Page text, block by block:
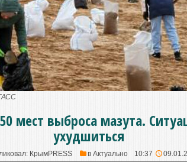
мест выброса мазута.
ухудшиться
КрымPRESS в Актуально 10:37